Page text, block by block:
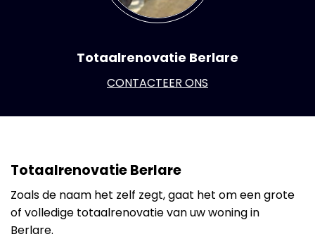
Totaalrenovatie Berlare
CONTACTEER ONS
Totaalrenovatie Berlare
Zoals de naam het zelf zegt, gaat het om een grote
of volledige totaalrenovatie van uw woning in
Berlare.